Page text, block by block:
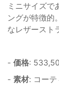
ミニサイズで
ングが特徴的
なレザースト
- 価格:
- 素材: コーテ